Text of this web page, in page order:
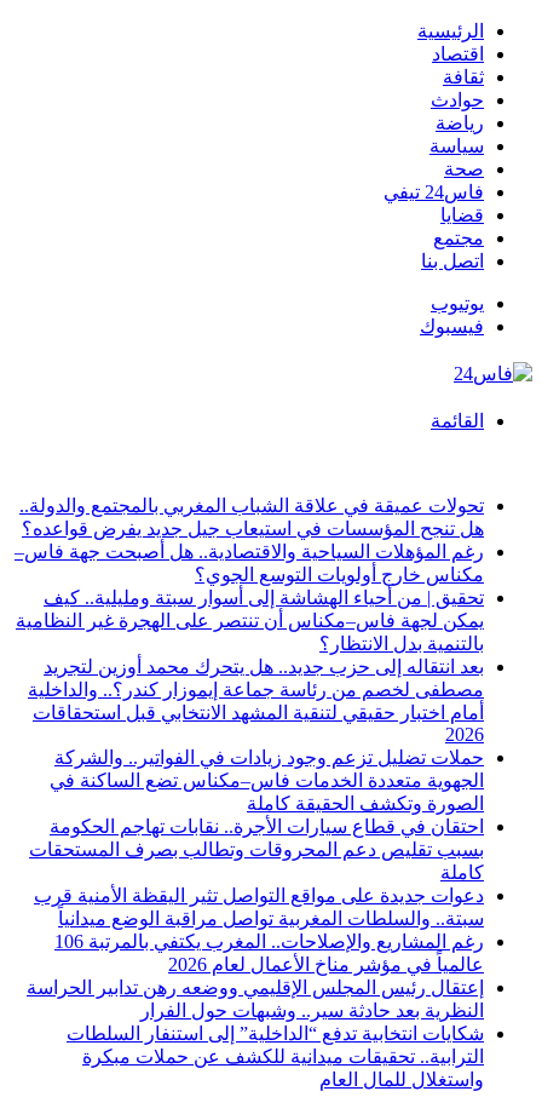
الرئيسية
اقتصاد
ثقافة
حوادث
رياضة
سياسة
صحة
فاس24 تيفي
قضايا
مجتمع
اتصل بنا
يوتيوب
فيسبوك
القائمة
تحولات عميقة في علاقة الشباب المغربي بالمجتمع والدولة..
هل تنجح المؤسسات في استيعاب جيل جديد يفرض قواعده؟
رغم المؤهلات السياحية والاقتصادية.. هل أصبحت جهة فاس–
مكناس خارج أولويات التوسع الجوي؟
تحقيق | من أحياء الهشاشة إلى أسوار سبتة ومليلية.. كيف
يمكن لجهة فاس–مكناس أن تنتصر على الهجرة غير النظامية
بالتنمية بدل الانتظار؟
بعد انتقاله إلى حزب جديد.. هل يتحرك محمد أوزين لتجريد
مصطفى لخصم من رئاسة جماعة إيموزار كندر؟.. والداخلية
أمام اختبار حقيقي لتنقية المشهد الانتخابي قبل استحقاقات
2026
حملات تضليل تزعم وجود زيادات في الفواتير.. والشركة
الجهوية متعددة الخدمات فاس–مكناس تضع الساكنة في
الصورة وتكشف الحقيقة كاملة
احتقان في قطاع سيارات الأجرة.. نقابات تهاجم الحكومة
بسبب تقليص دعم المحروقات وتطالب بصرف المستحقات
كاملة
دعوات جديدة على مواقع التواصل تثير اليقظة الأمنية قرب
سبتة.. والسلطات المغربية تواصل مراقبة الوضع ميدانياً
رغم المشاريع والإصلاحات.. المغرب يكتفي بالمرتبة 106
عالمياً في مؤشر مناخ الأعمال لعام 2026
إعتقال رئيس المجلس الإقليمي ووضعه رهن تدابير الحراسة
النظرية بعد حادثة سير.. وشبهات حول الفرار
شكايات انتخابية تدفع “الداخلية” إلى استنفار السلطات
الترابية.. تحقيقات ميدانية للكشف عن حملات مبكرة
واستغلال للمال العام